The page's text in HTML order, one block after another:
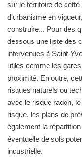
sur le territoire de
d'urbanisme en
construire... Pour des
dessous une liste des
intervenues à Saint-
utiles comme les
proximité. En outre,
risques naturels ou
avec le risque radon,
risque, les plans de
également la
éventuelle de sols
industrielle.